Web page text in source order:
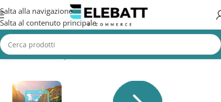
Salta alla navigazione
Salta al contenuto principale
Home/Prodotto Capacità in AH/355AVisualizzazione del risultato